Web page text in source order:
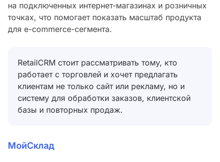
на подключенных интернет-магазинах и розничных
точках, что помогает показать масштаб продукта
для e-commerce-сегмента.
RetailCRM стоит рассматривать тому, кто
работает с торговлей и хочет предлагать
клиентам не только сайт или рекламу, но и
систему для обработки заказов, клиентской
базы и повторных продаж.
МойСклад